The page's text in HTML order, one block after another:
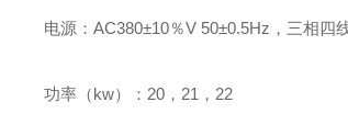
电源：AC380±10％V 50±0.5Hz，三相四
功率（kw）：20，21，22